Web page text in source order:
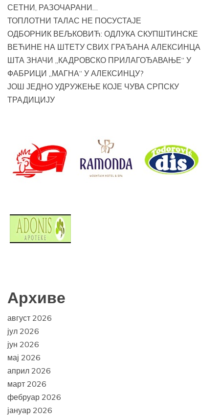
СЕТНИ, РАЗОЧАРАНИ…
ТОПЛОТНИ ТАЛАС НЕ ПОСУСТАЈЕ
ОДБОРНИК ВЕЉКОВИЋ: ОДЛУКА СКУПШТИНСКЕ
ВЕЋИНЕ НА ШТЕТУ СВИХ ГРАЂАНА АЛЕКСИНЦА
ШТА ЗНАЧИ „КАДРОВСКО ПРИЛАГОЂАВАЊЕ“ У
ФАБРИЦИ „МАГНА“ У АЛЕКСИНЦУ?
ЈОШ ЈЕДНО УДРУЖЕЊЕ КОЈЕ ЧУВА СРПСКУ
ТРАДИЦИЈУ
Архиве
август 2026
јул 2026
јун 2026
мај 2026
април 2026
март 2026
фебруар 2026
јануар 2026